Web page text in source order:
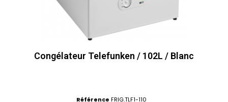
Congélateur Telefunken / 102L / Blanc
Référence FRIG.TLF1-110